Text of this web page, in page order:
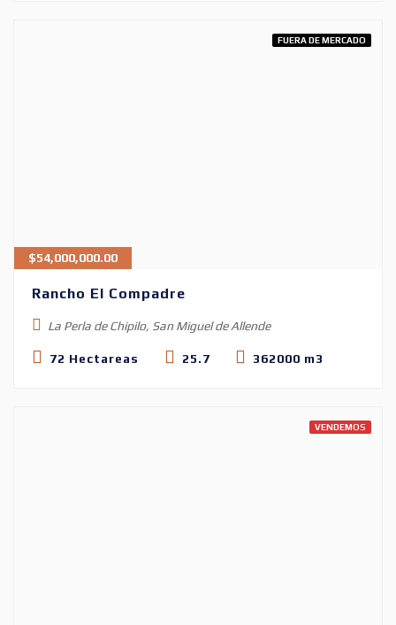
FUERA DE MERCADO
$54,000,000.00
Rancho El Compadre
La Perla de Chipilo, San Miguel de Allende
72 Hectareas 25.7 362000 m3
VENDEMOS